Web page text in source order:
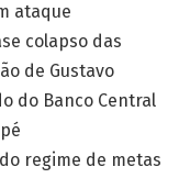
ataque
colapso das
de Gustavo
do Banco Central
regime de metas